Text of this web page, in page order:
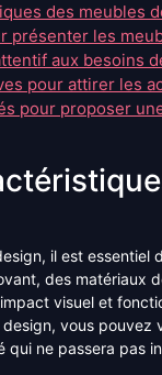
des meubles
présenter les
aux besoins
pour attirer les
pour proposer
il est
des matériaux
visuel et
vous
qui ne passera pas